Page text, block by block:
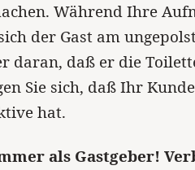
Während Ihre
der Gast am
daran, daß er die
Sie sich, daß Ihr
hat.
als Gastgeber!